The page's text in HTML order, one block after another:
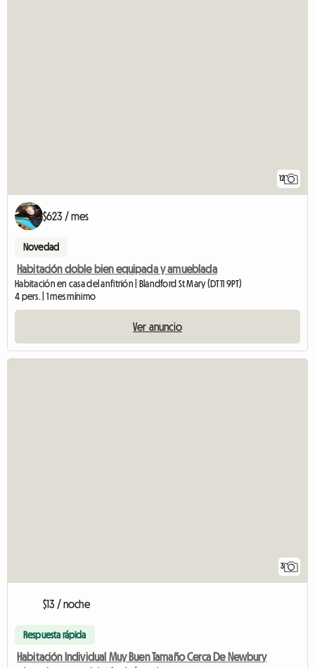
12
$623 / mes
Novedad
Habitación doble bien equipada y amueblada
Habitación en casa del anfitrión | Blandford St Mary (DT11 9PT)
4 pers. | 1 mes mínimo
Ver anuncio
3
$13 / noche
Respuesta rápida
Habitación Individual Muy Buen Tamaño Cerca De Newbury